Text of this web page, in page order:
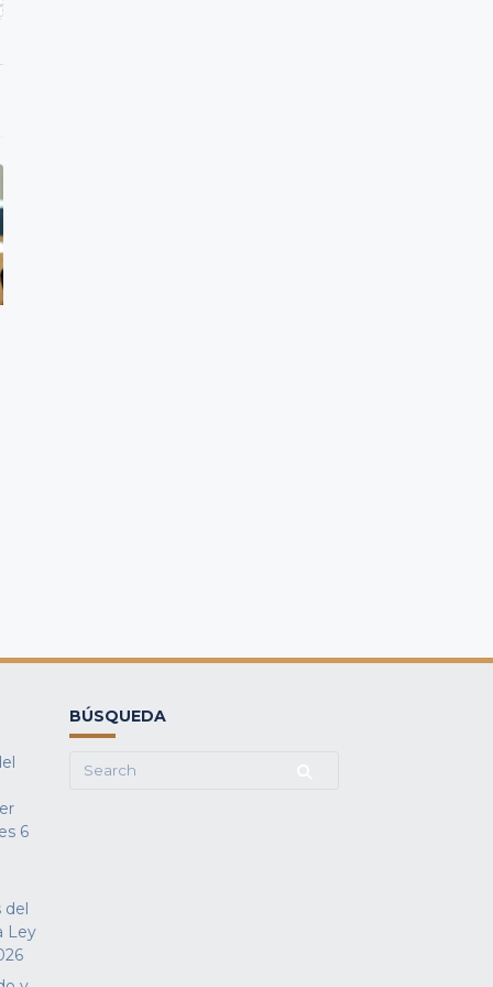
6
del
Ley
BÚSQUEDA
Search